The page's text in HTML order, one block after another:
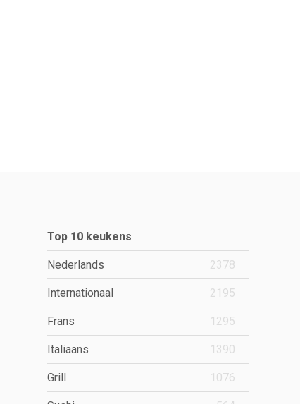
Top 10 keukens
Nederlands 2378
Internationaal 2195
Frans 1295
Italiaans 1390
Grill 1076